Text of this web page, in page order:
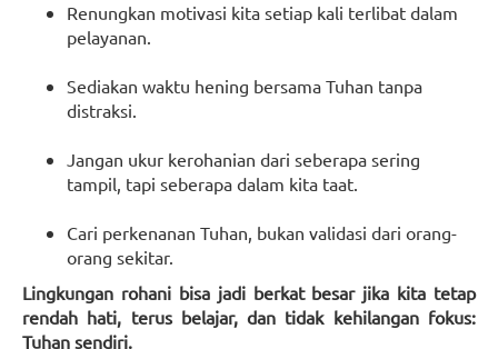
Renungkan motivasi kita setiap kali terlibat dalam
pelayanan.
Sediakan waktu hening bersama Tuhan tanpa
distraksi.
Jangan ukur kerohanian dari seberapa sering
tampil, tapi seberapa dalam kita taat.
Cari perkenanan Tuhan, bukan validasi dari orang-
orang sekitar.
Lingkungan rohani bisa jadi berkat besar jika kita tetap
rendah hati, terus belajar, dan tidak kehilangan fokus:
Tuhan sendiri.